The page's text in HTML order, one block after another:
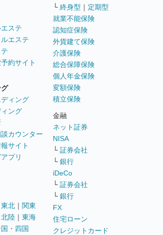
ステ
エステ
約サイト
ィング
ング
カウンター
サイト
プリ
東北 ｜ 関東
陸 ｜ 東海
・四国
└ 終身型 ｜ 定期型
就業不能保険
認知症保険
外貨建て保険
介護保険
総合保障保険
個人年金保険
変額保険
積立保険
金融
ネット証券
NISA
└ 証券会社
└ 銀行
iDeCo
└ 証券会社
└ 銀行
FX
住宅ローン
クレジットカード